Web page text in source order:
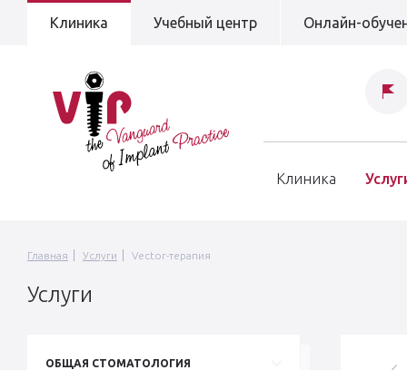
Клиника Учебный центр Онлайн-
Клиника
Главная Услуги Vector-терапия
Услуги
ОБЩАЯ СТОМАТОЛОГИЯ